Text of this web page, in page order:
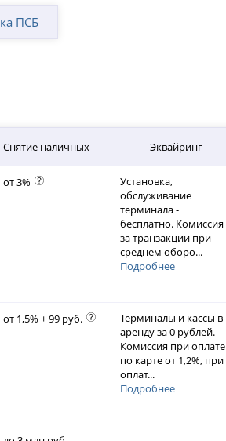
ПСБ
Снятие наличных Эквайринг
от 3%
Установка,
обслуживание
терминала -
бесплатно. Комиссия
за транзакции при
среднем оборо...
Подробнее
от 1,5% + 99 руб.
Терминалы и кассы в
аренду за 0 рублей.
Комиссия при оплате
по карте от 1,2%, при
оплат...
Подробнее